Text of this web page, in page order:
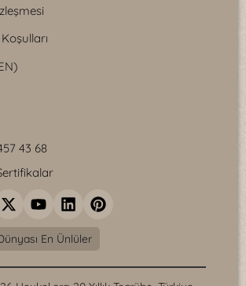
43 68
En Ünlüler